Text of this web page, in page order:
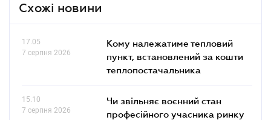
Схожі новини
17.05
7 серпня 2026
Кому належатиме тепловий
пункт, встановлений за кошти
теплопостачальника
15.10
7 серпня 2026
Чи звільняє воєнний стан
професійного учасника ринку